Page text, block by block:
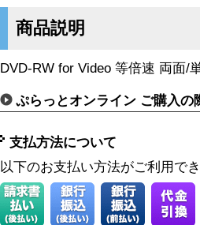
商品説明
DVD-RW for Video 等倍速 両面/
ぷらっとオンライン ご購入の
支払方法について
以下のお支払い方法がご利用で